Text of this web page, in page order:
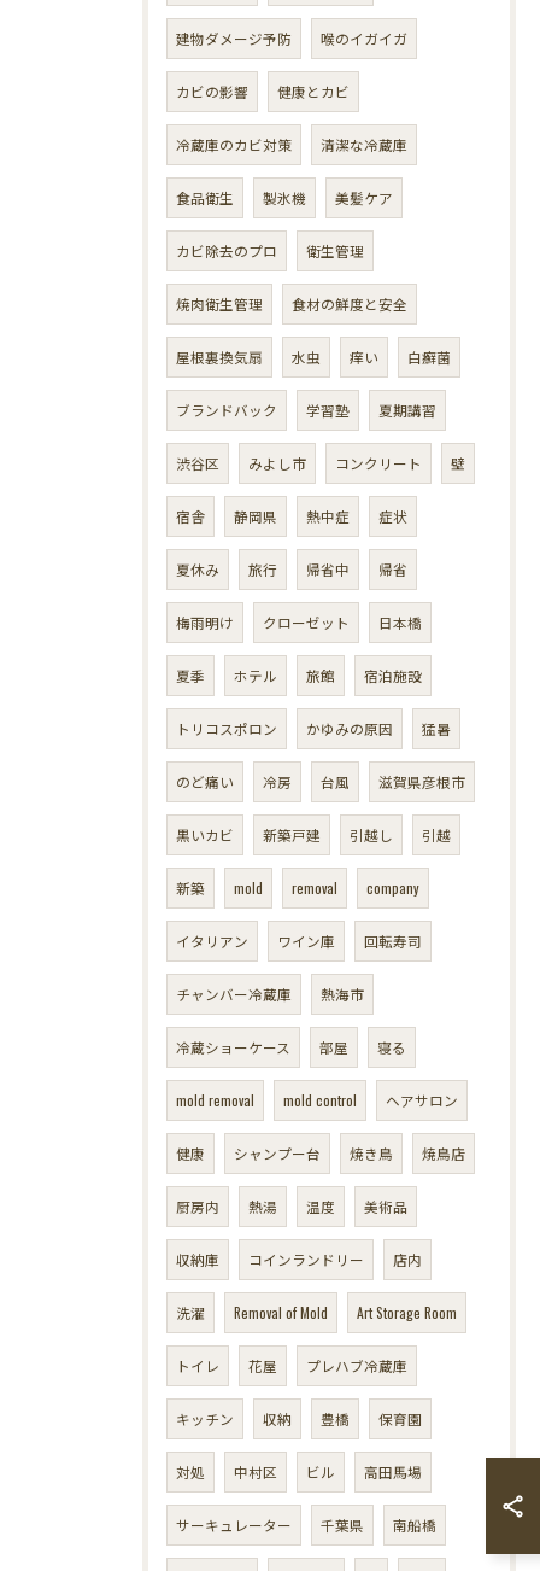
建物ダメージ予防 喉のイガイガ
カビの影響 健康とカビ
冷蔵庫のカビ対策 清潔な冷蔵庫
食品衛生 製氷機 美髪ケア
カビ除去のプロ 衛生管理
焼肉衛生管理 食材の鮮度と安全
屋根裏換気扇 水虫 痒い 白癬菌
ブランドバック 学習塾 夏期講習
渋谷区 みよし市 コンクリート 壁
宿舎 静岡県 熱中症 症状
夏休み 旅行 帰省中 帰省
梅雨明け クローゼット 日本橋
夏季 ホテル 旅館 宿泊施設
トリコスポロン かゆみの原因 猛暑
のど痛い 冷房 台風 滋賀県彦根市
黒いカビ 新築戸建 引越し 引越
新築 mold removal company
イタリアン ワイン庫 回転寿司
チャンバー冷蔵庫 熱海市
冷蔵ショーケース 部屋 寝る
mold removal mold control ヘアサロン
健康 シャンプー台 焼き鳥 焼鳥店
厨房内 熱湯 温度 美術品
収納庫 コインランドリー 店内
洗濯 Removal of Mold Art Storage Room
トイレ 花屋 プレハブ冷蔵庫
キッチン 収納 豊橋 保育園
対処 中村区 ビル 高田馬場
サーキュレーター 千葉県 南船橋